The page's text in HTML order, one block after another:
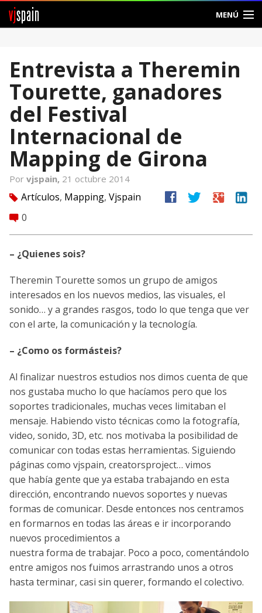
vjspain MENÚ
Foros
Noticias
Vjspain
Ayuda
Contacto
Entrar
Crear Cuenta
Entrevista a Theremin
Tourette, ganadores
del Festival
Internacional de
Mapping de Girona
Por vjspain, 21 octubre 2014
tag Artículos, Mapping, Vjspain
comment 0
facebook twitter google linkedin
– ¿Quienes sois?
Theremin Tourette somos un grupo de amigos
interesados en los nuevos medios, las visuales, el
sonido… y a grandes rasgos, todo lo que tenga que ver
con el arte, la comunicación y la tecnología.
– ¿Como os formásteis?
Al finalizar nuestros estudios nos dimos cuenta de que
nos gustaba mucho lo que hacíamos pero que los
soportes tradicionales, muchas veces limitaban el
mensaje. Habiendo visto técnicas como la fotografía,
video, sonido, 3D, etc. nos motivaba la posibilidad de
comunicar con todas estas herramientas. Siguiendo
páginas como vjspain, creatorsproject… vimos
que había gente que ya estaba trabajando en esta
dirección, encontrando nuevos soportes y nuevas
formas de comunicar. Desde entonces nos centramos
en formarnos en todas las áreas e ir incorporando
nuevos procedimientos a
nuestra forma de trabajar. Poco a poco, comentándolo
entre amigos nos fuimos arrastrando unos a otros
hasta terminar, casi sin querer, formando el colectivo.